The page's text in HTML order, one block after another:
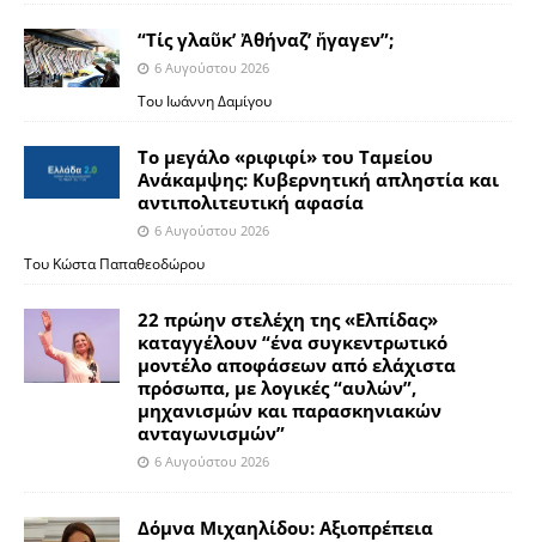
“Τίς γλαῦκ’ Ἀθήναζ’ ἤγαγεν”;
6 Αυγούστου 2026
Του Ιωάννη Δαμίγου
Το μεγάλο «ριφιφί» του Ταμείου
Ανάκαμψης: Κυβερνητική απληστία και
αντιπολιτευτική αφασία
6 Αυγούστου 2026
Του Κώστα Παπαθεοδώρου
22 πρώην στελέχη της «Ελπίδας»
καταγγέλουν “ένα συγκεντρωτικό
μοντέλο αποφάσεων από ελάχιστα
πρόσωπα, με λογικές “αυλών”,
μηχανισμών και παρασκηνιακών
ανταγωνισμών”
6 Αυγούστου 2026
Δόμνα Μιχαηλίδου: Αξιοπρέπεια